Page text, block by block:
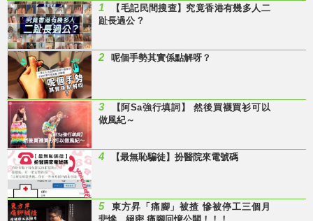
1
【毛記民間搜查】究竟香港有幾多人二
趾長過公 ?
2 呢個手勢其實係點解呀？
3
【阿Sa強行填詞】 然後買襪買衫可以
做風紀～
4 【最無恥騙徒】扮醫院來電號碼
5
東方昇「痛腳」被揸 慘被停工三個月